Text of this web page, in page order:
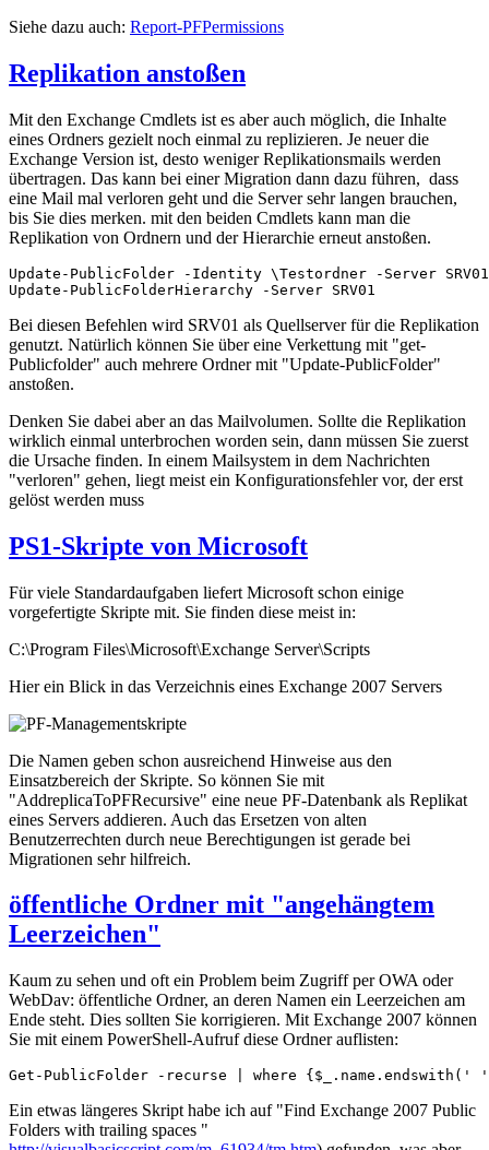
Siehe dazu auch: Report-PFPermissions
Replikation anstoßen
Mit den Exchange Cmdlets ist es aber auch möglich, die Inhalte
eines Ordners gezielt noch einmal zu replizieren. Je neuer die
Exchange Version ist, desto weniger Replikationsmails werden
übertragen. Das kann bei einer Migration dann dazu führen, dass
eine Mail mal verloren geht und die Server sehr langen brauchen,
bis Sie dies merken. mit den beiden Cmdlets kann man die
Replikation von Ordnern und der Hierarchie erneut anstoßen.
Update-PublicFolder -Identity \Testordner -Server SRV01
Update-PublicFolderHierarchy -Server SRV01
Bei diesen Befehlen wird SRV01 als Quellserver für die Replikation
genutzt. Natürlich können Sie über eine Verkettung mit "get-
Publicfolder" auch mehrere Ordner mit "Update-PublicFolder"
anstoßen.
Denken Sie dabei aber an das Mailvolumen. Sollte die Replikation
wirklich einmal unterbrochen worden sein, dann müssen Sie zuerst
die Ursache finden. In einem Mailsystem in dem Nachrichten
"verloren" gehen, liegt meist ein Konfigurationsfehler vor, der erst
gelöst werden muss
PS1-Skripte von Microsoft
Für viele Standardaufgaben liefert Microsoft schon einige
vorgefertigte Skripte mit. Sie finden diese meist in:
C:\Program Files\Microsoft\Exchange Server\Scripts
Hier ein Blick in das Verzeichnis eines Exchange 2007 Servers
Die Namen geben schon ausreichend Hinweise aus den
Einsatzbereich der Skripte. So können Sie mit
"AddreplicaToPFRecursive" eine neue PF-Datenbank als Replikat
eines Servers addieren. Auch das Ersetzen von alten
Benutzerrechten durch neue Berechtigungen ist gerade bei
Migrationen sehr hilfreich.
öffentliche Ordner mit "angehängtem
Leerzeichen"
Kaum zu sehen und oft ein Problem beim Zugriff per OWA oder
WebDav: öffentliche Ordner, an deren Namen ein Leerzeichen am
Ende steht. Dies sollten Sie korrigieren. Mit Exchange 2007 können
Sie mit einem PowerShell-Aufruf diese Ordner auflisten:
Get-PublicFolder -recurse | where
Ein etwas längeres Skript habe ich auf "Find Exchange 2007 Public
Folders with trailing spaces "